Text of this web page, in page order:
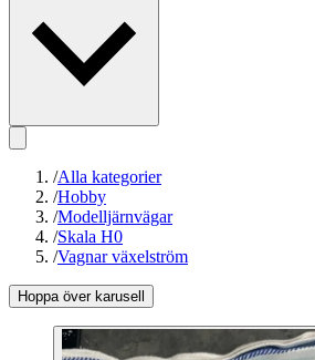
/Alla kategorier
/Hobby
/Modelljärnvägar
/Skala H0
/Vagnar växelström
Hoppa över karusell